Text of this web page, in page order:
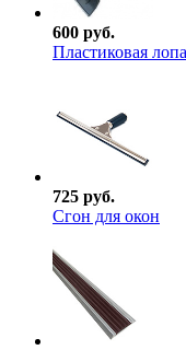
600 руб.
Пластиковая
725 руб.
Сгон для окон